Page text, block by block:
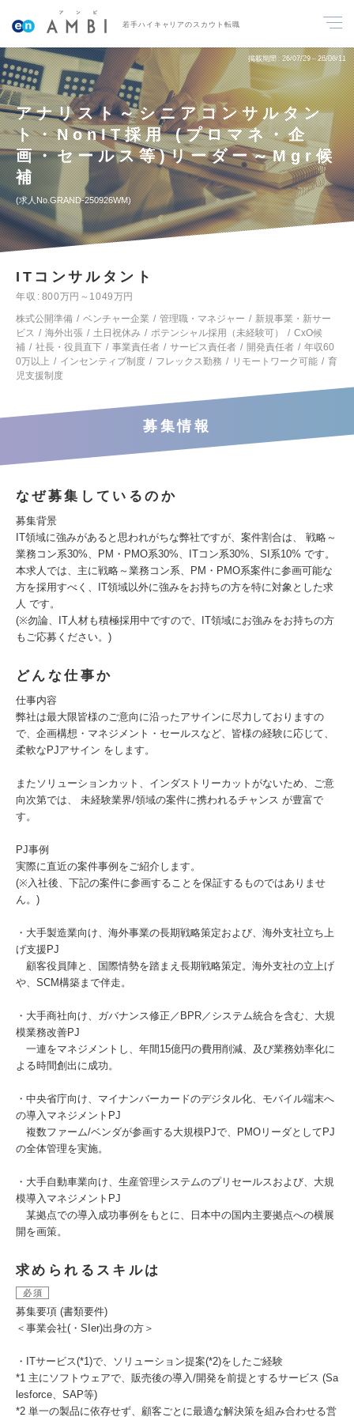
若手ハイキャリアのスカウト転職
掲載期間 26/07/29～26/08/11
アナリスト～シニアコンサルタン
ト・NonIT採用 (プロマネ・企
画・セールス等)リーダー～Mgr候
補
求人No.GRAND-250926WM
ITコンサルタント
年収
800万円～1049万円
株式公開準備
ベンチャー企業 管理職・マネジャー
新規事業・新サー
ビス
海外出張 土日祝休み ポテンシャル採用（未経験可）
CxO候
補
社長・役員直下 事業責任者 サービス責任者 開発責任者
年収60
0万以上
インセンティブ制度 フレックス勤務 リモートワーク可能
育
児支援制度
募集情報
なぜ募集しているのか
募集背景
IT領域に強みがあると思われがちな弊社ですが、案件割合は、 戦略～
業務コン系30%、PM・PMO系30%、ITコン系30%、SI系10% です。
本求人では、主に戦略～業務コン系、PM・PMO系案件に参画可能な
方を採用すべく、IT領域以外に強みをお持ちの方を特に対象とした求
人 です。
(※勿論、IT人材も積極採用中ですので、IT領域にお強みをお持ちの方
もご応募ください。)
どんな仕事か
仕事内容
弊社は最大限皆様のご意向に沿ったアサインに尽力しておりますの
で、企画構想・マネジメント・セールスなど、皆様の経験に応じて、
柔軟なPJアサイン をします。
またソリューションカット、インダストリーカットがないため、ご意
向次第では、 未経験業界/領域の案件に携われるチャンス が豊富で
す。
PJ事例
実際に直近の案件事例をご紹介します。
(※入社後、下記の案件に参画することを保証するものではありませ
ん。)
・大手製造業向け、海外事業の長期戦略策定および、海外支社立ち上
げ支援PJ
顧客役員陣と、国際情勢を踏まえ長期戦略策定。海外支社の立上げ
や、SCM構築まで伴走。
・大手商社向け、ガバナンス修正／BPR／システム統合を含む、大規
模業務改善PJ
一連をマネジメントし、年間15億円の費用削減、及び業務効率化に
よる時間創出に成功。
・中央省庁向け、マイナンバーカードのデジタル化、モバイル端末へ
の導入マネジメントPJ
複数ファーム/ベンダが参画する大規模PJで、PMOリーダとしてPJ
の全体管理を実施。
・大手自動車業向け、生産管理システムのプリセールスおよび、大規
模導入マネジメントPJ
某拠点での導入成功事例をもとに、日本中の国内主要拠点への横展
開を画策。
求められるスキルは
必須
募集要項 (書類要件)
＜事業会社(・SIer)出身の方＞
・ITサービス(*1)で、ソリューション提案(*2)をしたご経験
*1 主にソフトウェアで、販売後の導入/開発を前提とするサービス (Sa
lesforce、SAP等)
*2 単一の製品に依存せず、顧客ごとに最適な解決策を組み合わせる営